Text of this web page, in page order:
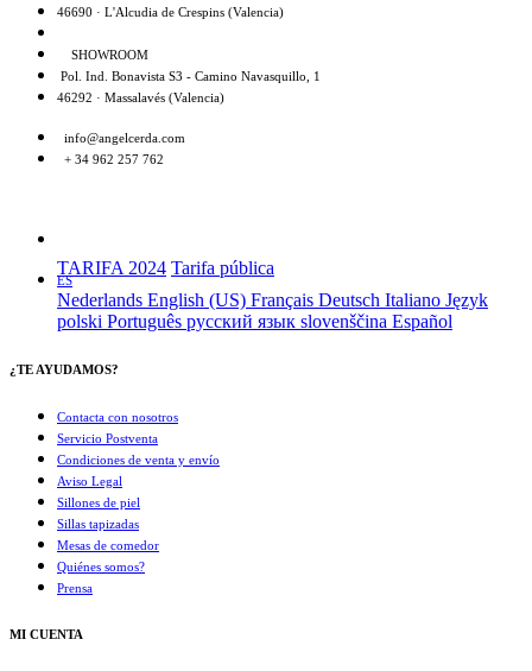
46690 · L'Alcudia de Crespins (Valencia)
SHOWROOM
Pol. Ind. Bonavista S3 - Camino Navasquillo, 1
46292 · Massalavés (Valencia)
info@angelcerda.com
+ 34 962 257 762
TARIFA 2024 Tarifa pública
ES
Nederlands English (US) Français Deutsch Italiano Język
polski Português русский язык slovenščina Español
¿TE AYUDAMOS?
Contacta con nosotros
Servicio Postventa
Condiciones de venta y envío
Aviso Legal
Sillones de piel
Sillas tapizadas
Mesas de comedor
Quiénes somos?
Prensa
MI CUENTA